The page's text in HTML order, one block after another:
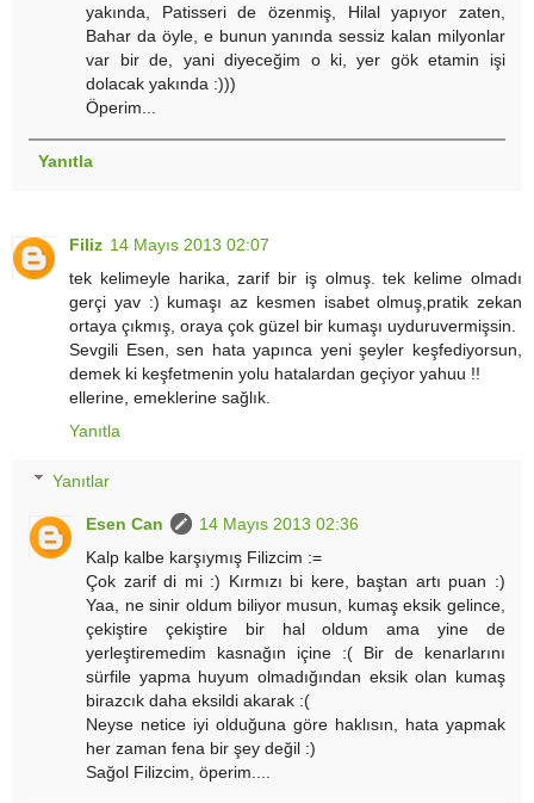
yakında, Patisseri de özenmiş, Hilal yapıyor zaten,
Bahar da öyle, e bunun yanında sessiz kalan milyonlar
var bir de, yani diyeceğim o ki, yer gök etamin işi
dolacak yakında :)))
Öperim...
Yanıtla
Filiz 14 Mayıs 2013 02:07
tek kelimeyle harika, zarif bir iş olmuş. tek kelime olmadı
gerçi yav :) kumaşı az kesmen isabet olmuş,pratik zekan
ortaya çıkmış, oraya çok güzel bir kumaşı uyduruvermişsin.
Sevgili Esen, sen hata yapınca yeni şeyler keşfediyorsun,
demek ki keşfetmenin yolu hatalardan geçiyor yahuu !!
ellerine, emeklerine sağlık.
Yanıtla
Yanıtlar
Esen Can
14 Mayıs 2013 02:36
Kalp kalbe karşıymış Filizcim :=
Çok zarif di mi :) Kırmızı bi kere, baştan artı puan :)
Yaa, ne sinir oldum biliyor musun, kumaş eksik gelince,
çekiştire çekiştire bir hal oldum ama yine de
yerleştiremedim kasnağın içine :( Bir de kenarlarını
sürfile yapma huyum olmadığından eksik olan kumaş
birazcık daha eksildi akarak :(
Neyse netice iyi olduğuna göre haklısın, hata yapmak
her zaman fena bir şey değil :)
Sağol Filizcim, öperim....